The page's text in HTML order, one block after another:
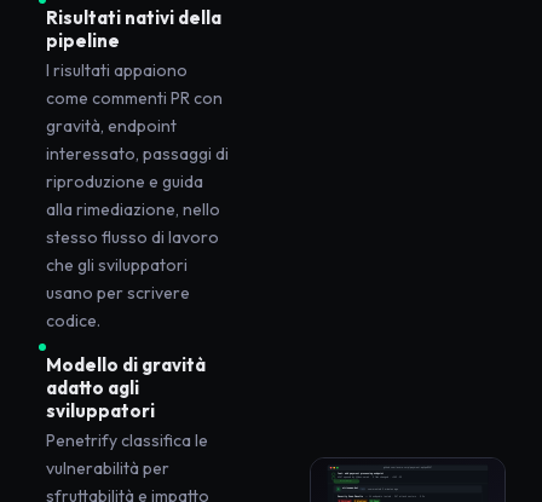
Risultati nativi della
pipeline
I risultati appaiono
come commenti PR con
gravità, endpoint
interessato, passaggi di
riproduzione e guida
alla rimediazione, nello
stesso flusso di lavoro
che gli sviluppatori
usano per scrivere
codice.
Modello di gravità
adatto agli
sviluppatori
Penetrify classifica le
vulnerabilità per
sfruttabilità e impatto